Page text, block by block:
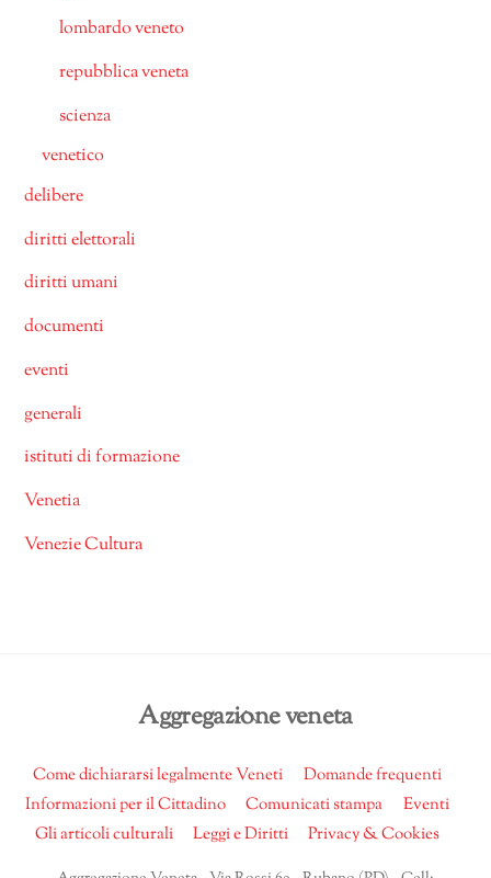
lombardo veneto
repubblica veneta
scienza
venetico
delibere
diritti elettorali
diritti umani
documenti
eventi
generali
istituti di formazione
Venetia
Venezie Cultura
Back
Top
Aggregazione veneta
Come dichiararsi legalmente Veneti
Domande frequenti
Informazioni per il Cittadino
Comunicati stampa
Eventi
Gli articoli culturali
Leggi e Diritti Privacy & Cookies